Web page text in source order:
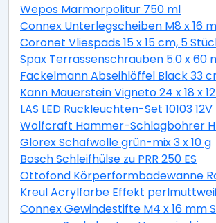
Wepos Marmorpolitur 750 ml
Connex Unterlegscheiben M8 x 16
Coronet Vliespads 15 x 15 cm, 5
Spax Terrassenschrauben 5.0 x 60
Fackelmann Abseihlöffel Black 33
Kann Mauerstein Vigneto 24 x 18 x
LAS LED Rückleuchten-Set 10103
Wolfcraft Hammer-Schlagbohrer
Glorex Schafwolle grün-mix 3 x 10 g
Bosch Schleifhülse zu PRR 250 ES
Ottofond Körperformbadewanne
Kreul Acrylfarbe Effekt
Connex Gewindestifte M4 x 16 mm